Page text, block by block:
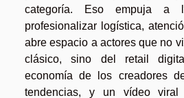
categoría. Eso empuja a
profesionalizar logística,
abre espacio a actores que no
clásico, sino del retail
economía de los creadores
tendencias, y un vídeo viral